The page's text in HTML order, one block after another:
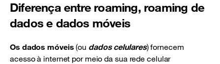
Diferença entre roaming, roaming de
dados e dados móveis
Os dados móveis (ou dados celulares) fornecem
acesso à internet por meio da sua rede celular